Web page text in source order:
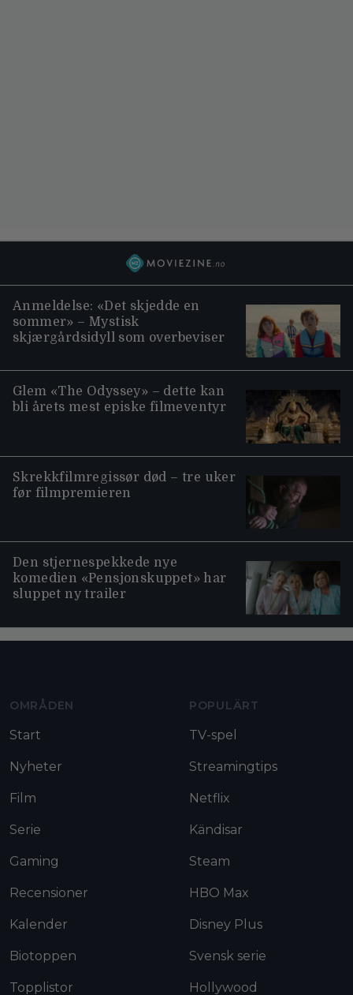
Anmeldelse: «Det skjedde en
sommer» – Mystisk
skjærgårdsidyll som overbeviser
Glem «The Odyssey» – dette kan
bli årets mest episke filmeventyr
Skrekkfilmregissør død – tre uker
før filmpremieren
Den stjernespekkede nye
komedien «Pensjonskuppet» har
sluppet ny trailer
OMRÅDEN
Start
Nyheter
Film
Serie
Gaming
Recensioner
Kalender
Biotoppen
Topplistor
POPULÄRT
TV-spel
Streamingtips
Netflix
Kändisar
Steam
HBO Max
Disney Plus
Svensk serie
Hollywood